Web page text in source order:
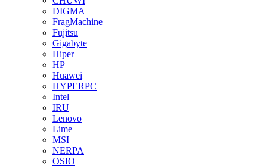
DIGMA
FragMachine
Fujitsu
Gigabyte
Hiper
HP
Huawei
HYPERPC
Intel
IRU
Lenovo
Lime
MSI
NERPA
OSIO